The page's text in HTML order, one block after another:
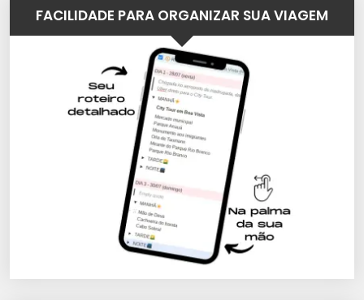
FACILIDADE PARA ORGANIZAR SUA VIAGEM